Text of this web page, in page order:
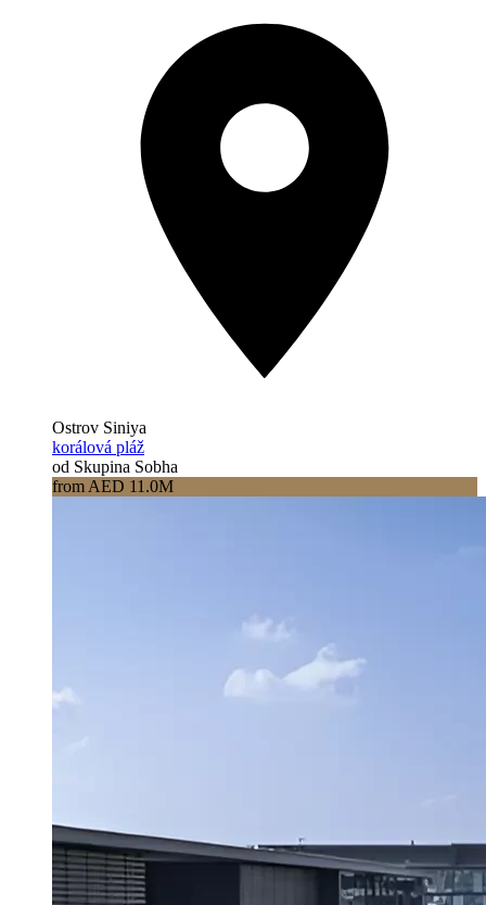
Ostrov Siniya
korálová pláž
od Skupina Sobha
from AED 11.0M